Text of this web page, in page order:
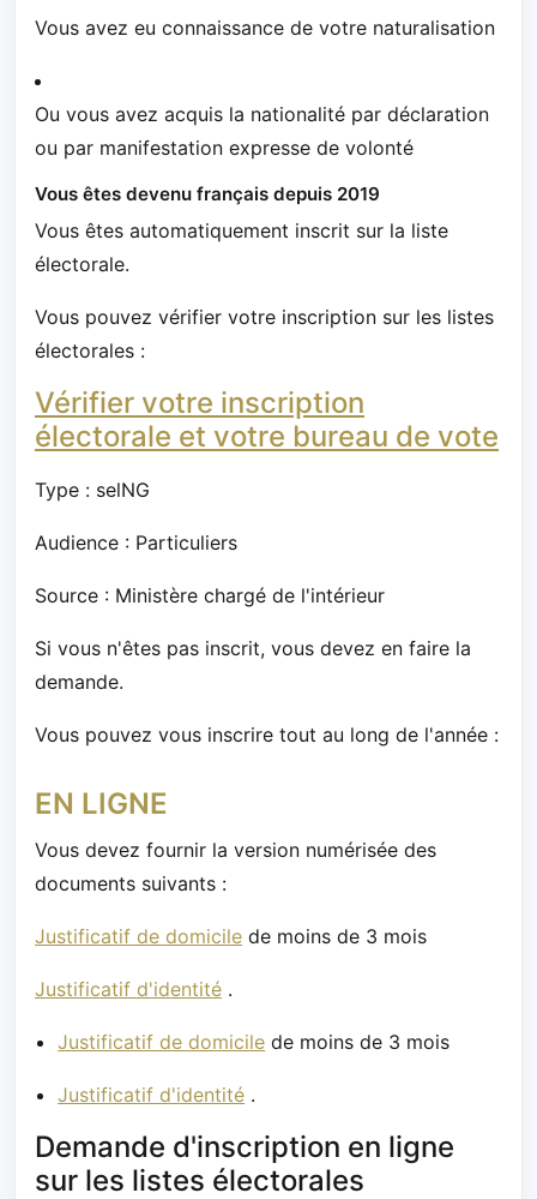
Vous avez eu connaissance de votre naturalisation
Ou vous avez acquis la nationalité par déclaration
ou par manifestation expresse de volonté
Vous êtes devenu français depuis 2019
Vous êtes automatiquement inscrit sur la liste
électorale.
Vous pouvez vérifier votre inscription sur les listes
électorales :
Vérifier votre inscription
électorale et votre bureau de vote
Type : selNG
Audience : Particuliers
Source : Ministère chargé de l'intérieur
Si vous n'êtes pas inscrit, vous devez en faire la
demande.
Vous pouvez vous inscrire tout au long de l'année :
EN LIGNE
Vous devez fournir la version numérisée des
documents suivants :
Justificatif de domicile de moins de 3 mois
Justificatif d'identité .
Justificatif de domicile de moins de 3 mois
Justificatif d'identité .
Demande d'inscription en ligne
sur les listes électorales